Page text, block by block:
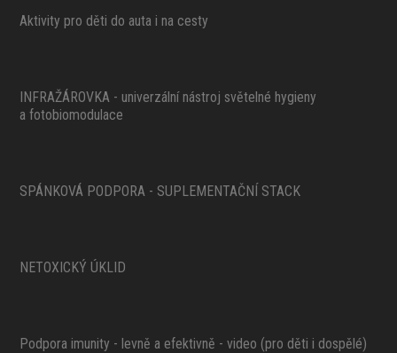
Aktivity pro děti do auta i na cesty
INFRAŽÁROVKA - univerzální nástroj světelné hygieny
a fotobiomodulace
SPÁNKOVÁ PODPORA - SUPLEMENTAČNÍ STACK
NETOXICKÝ ÚKLID
Podpora imunity - levně a efektivně - video (pro děti i dospělé)